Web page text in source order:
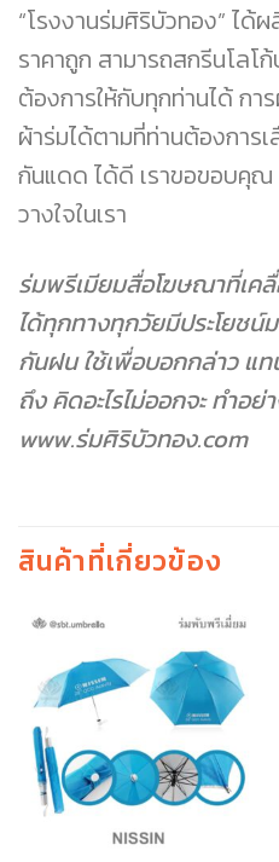
“โรงงานร่มศิริบัวทอง” ได้
ราคาถูก สามารถสกรีนโลโ
ต้องการให้กับทุกท่านได้ กา
ผ้าร่มได้ตามที่ท่านต้องการ
กันแดด ได้ดี เราขอขอบคุณ
วางใจในเรา
ร่มพรีเมียมสื่อโฆษณาที่เค
ได้ทุกทางทุกวัยมีประโยช
กันฝน ใช้เพื่อบอกกล่าว แ
ถึง คิดอะไรไม่ออกจะ ทำอย่
www.ร่มศิริบัวทอง.com
สินค้าที่เกี่ยวข้อง